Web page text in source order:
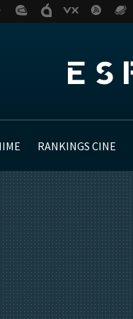
RANKINGS CINE